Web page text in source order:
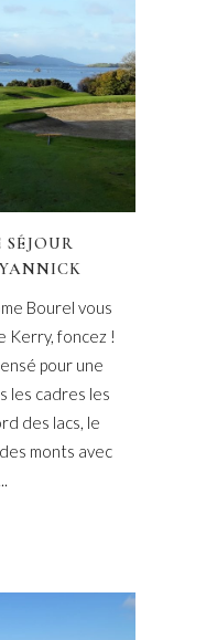
SÉJOUR
Bourel vous
Kerry, foncez !
pour une
les cadres les
des lacs, le
monts avec